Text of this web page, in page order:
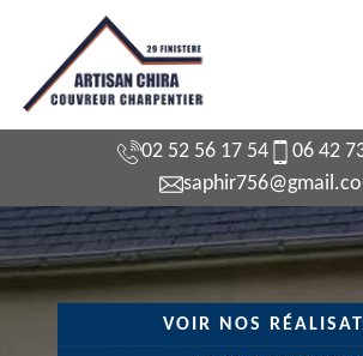
02 52 56 17 54
06 42
VOIR NOS